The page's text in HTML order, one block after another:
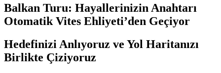
Balkan Turu: Hayallerinizin Anahtarı
Otomatik Vites Ehliyeti’den Geçiyor
Hedefinizi Anlıyoruz ve Yol Haritanızı
Birlikte Çiziyoruz